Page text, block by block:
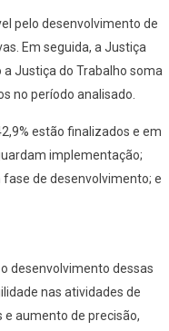
pelo desenvolvimento de
Em seguida, a Justiça
Justiça do Trabalho soma
no período analisado.
estão finalizados e em
implementação;
de desenvolvimento; e
desenvolvimento dessas
nas atividades de
aumento de precisão,